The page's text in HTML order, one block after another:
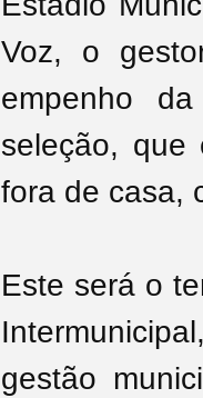
Voz, o
empenho
seleção, que
fora de casa,
Este será o
gestão